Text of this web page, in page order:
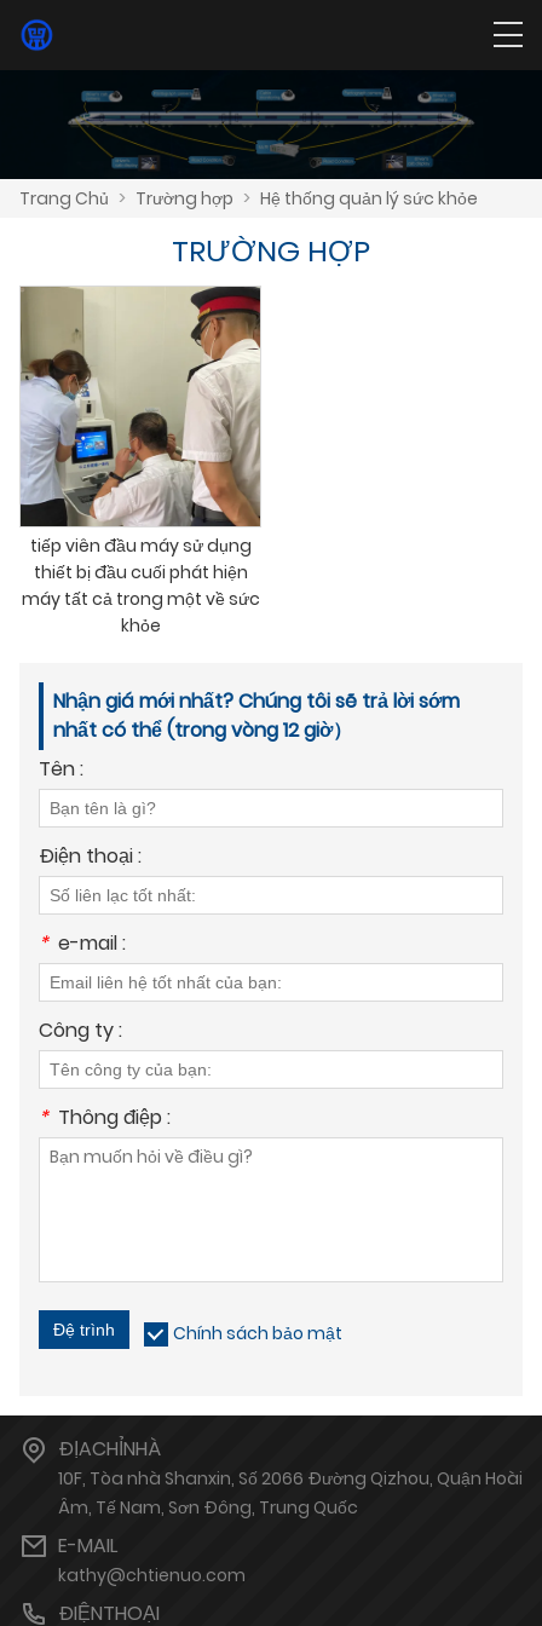
Trang Chủ > Trường hợp > Hệ thống quản lý sức khỏe
TRƯỜNG HỢP
tiếp viên đầu máy sử dụng
thiết bị đầu cuối phát hiện
máy tất cả trong một về sức
khỏe
Nhận giá mới nhất? Chúng tôi sẽ trả lời sớm
nhất có thể (trong vòng 12 giờ）
Tên :
Điện thoại :
* e-mail :
Công ty :
* Thông điệp :
Đệ trình Chính sách bảo mật
ĐỊACHỈNHÀ
10F, Tòa nhà Shanxin, Số 2066 Đường Qizhou, Quận Hoài
Âm, Tế Nam, Sơn Đông, Trung Quốc
E-MAIL
kathy@chtienuo.com
ĐIỆNTHOẠI